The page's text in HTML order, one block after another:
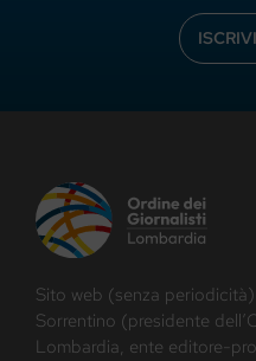
Sito web (senza
Sorrentino (presidente
Lombardia, ente editore-